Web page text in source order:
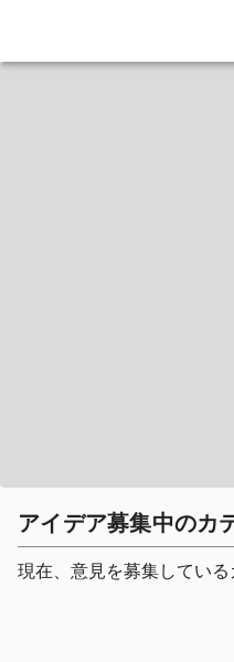
アイデア募集中のカ
現在、意見を募集している